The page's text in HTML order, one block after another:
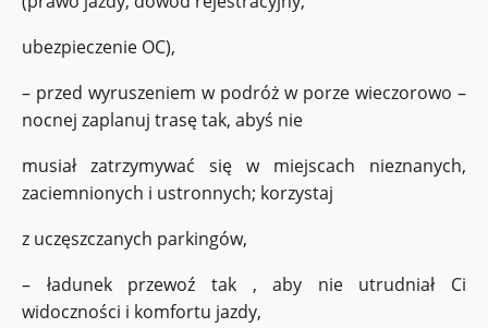
ubezpieczenie OC),
– przed wyruszeniem w podróż w porze wieczorowo –
nocnej zaplanuj trasę tak, abyś nie
musiał zatrzymywać się w miejscach nieznanych,
zaciemnionych i ustronnych; korzystaj
z uczęszczanych parkingów,
– ładunek przewoź tak , aby nie utrudniał Ci
widoczności i komfortu jazdy,